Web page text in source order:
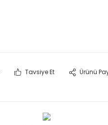
Tavsiye Et Ürünü